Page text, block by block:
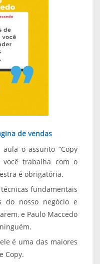
de vendas
o assunto “Copy
você trabalha com o
é obrigatória.
fundamentais
do nosso negócio e
e Paulo Maccedo
é uma das maiores
Copy.